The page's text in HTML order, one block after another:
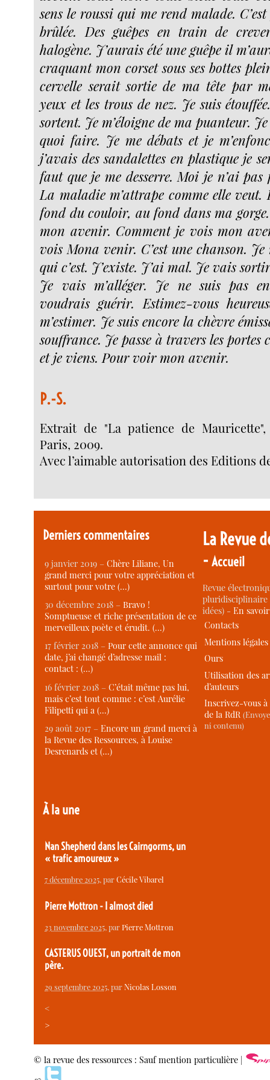
sens le roussi qui me rend malade.
brûlée. Des guêpes en train de
halogène. J’aurais été une guêpe il
craquant mon corset sous ses bottes
cervelle serait sortie de ma tête par
yeux et les trous de nez. Je suis
sortent. Je m’éloigne de ma puanteur.
quoi faire. Je me débats et je
j’avais des sandalettes en plastique je
faut que je me desserre. Moi je n’ai
La maladie m’attrape comme elle veut.
fond du couloir, au fond dans ma
mon avenir. Comment je vois mon
vois Mona venir. C’est une chanson. Je
qui c’est. J’existe. J’ai mal. Je vais
Je vais m’alléger. Je ne suis pas
voudrais guérir. Estimez-vous
m’estimer. Je suis encore la chèvre
souffrance. Je passe à travers les portes
et je viens. Pour voir mon avenir.
P.-S.
Extrait de "La patience de
Paris, 2009.
Avec l’aimable autorisation des Editions
Derniers commentaires
9 janvier 2019 –Chère Liliane, Un
grand merci pour votre appréciation et
surtout pour votre (…)
30 décembre 2018 –Bravo !
Somptueuse et riche présentation de ce
merveilleux poète et érudit. (…)
17 février 2018 –Pour cette annonce qui
date, j’ai changé d’adresse mail :
contact : (…)
16 février 2018 –C’était même pas lui,
mais c’est tout comme : c’est Aurélie
Filipetti qui a (…)
29 août 2017 –Encore un grand merci à
la Revue des Ressources, à Louise
Desrenards et (…)
À la une
Nan Shepherd dans les Cairngorms, un
« trafic amoureux »
7 décembre 2025, parCécile Vibarel
Pierre Mottron - I almost died
23 novembre 2025, parPierre Mottron
CASTERUS OUEST, un portrait de mon
père.
29 septembre 2025, parNicolas Losson
<
>
La Revue
-Accueil
Revue
idées) -En
Contacts
Mentions légales
Ours
Utilisation des
d’auteurs
Inscrivez-vous
de la RdR
ni contenu)
© la revue des ressources : Sauf mention particulière |